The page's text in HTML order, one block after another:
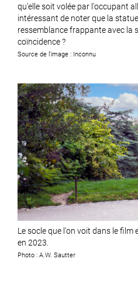
qu'elle soit volée par l'occupant
intéressant de noter que la
ressemblance frappante avec la
coïncidence ?
Source de l'image : Inconnu
Le socle que l'on voit dans le film
en 2023.
Photo : A.W. Sautter